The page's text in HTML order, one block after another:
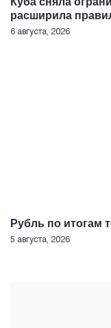
расширила
6 августа, 2026
Рубль по итогам
5 августа, 2026